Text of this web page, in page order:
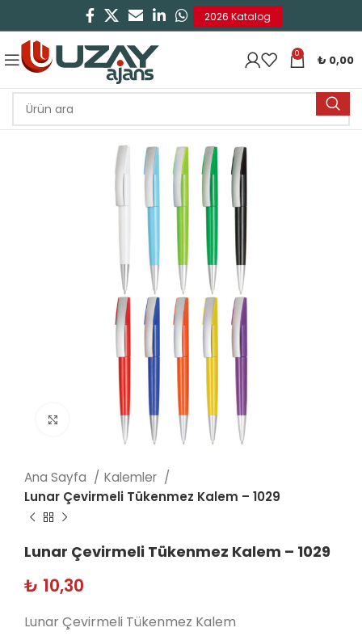
2026 Katalog
0 ₺ 0,00
Click to enlarge
Ana Sayfa
Kalemler
Lunar Çevirmeli Tükenmez Kalem – 1029
Lunar Çevirmeli Tükenmez Kalem – 1029
₺ 10,30
Lunar Çevirmeli Tükenmez Kalem